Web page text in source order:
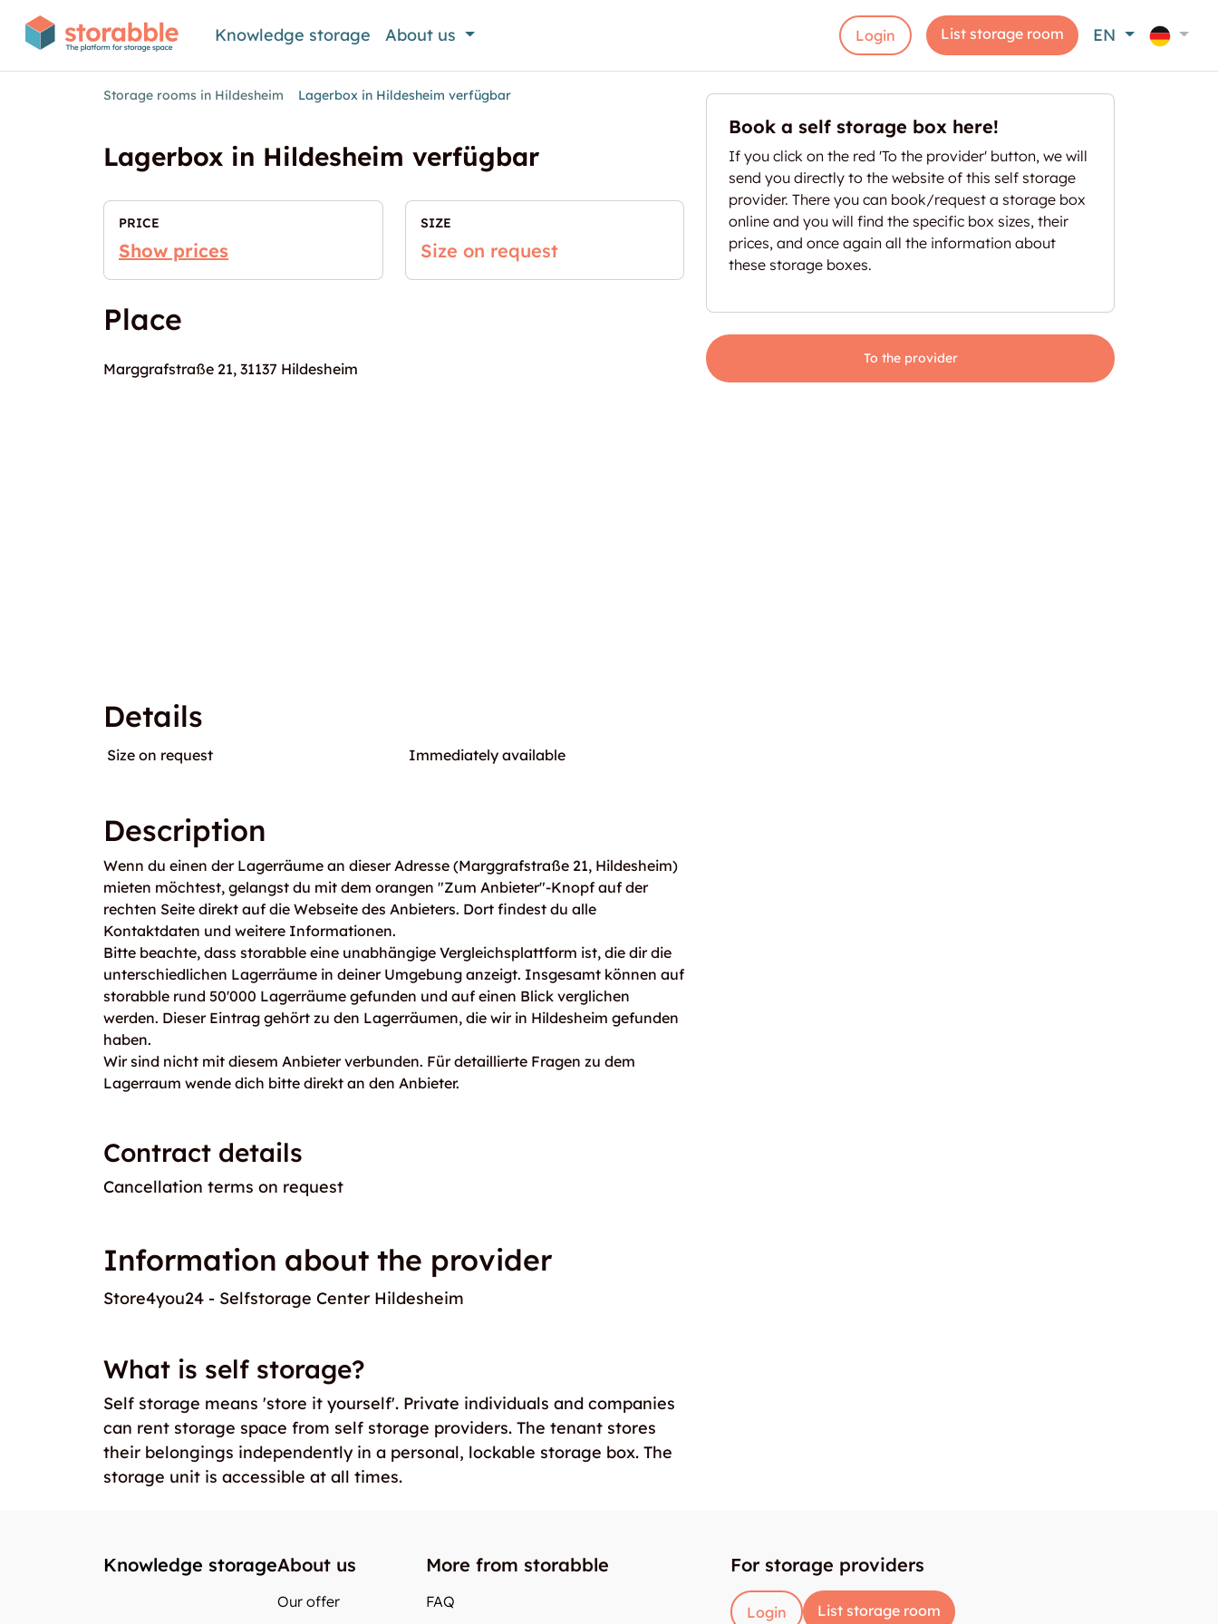
Knowledge storage About us Login List storage room EN
Storage rooms in Hildesheim Lagerbox in Hildesheim verfügbar
Lagerbox in Hildesheim verfügbar
PRICE
Show prices
SIZE
Size on request
Place
Marggrafstraße 21, 31137 Hildesheim
Details
Size on request Immediately available
Description
Wenn du einen der Lagerräume an dieser Adresse (Marggrafstraße 21, Hildesheim)
mieten möchtest, gelangst du mit dem orangen "Zum Anbieter"-Knopf auf der
rechten Seite direkt auf die Webseite des Anbieters. Dort findest du alle
Kontaktdaten und weitere Informationen.
Bitte beachte, dass storabble eine unabhängige Vergleichsplattform ist, die dir die
unterschiedlichen Lagerräume in deiner Umgebung anzeigt. Insgesamt können auf
storabble rund 50'000 Lagerräume gefunden und auf einen Blick verglichen
werden. Dieser Eintrag gehört zu den Lagerräumen, die wir in Hildesheim gefunden
haben.
Wir sind nicht mit diesem Anbieter verbunden. Für detaillierte Fragen zu dem
Lagerraum wende dich bitte direkt an den Anbieter.
Contract details
Cancellation terms on request
Information about the provider
Store4you24 - Selfstorage Center Hildesheim
What is self storage?
Self storage means 'store it yourself'. Private individuals and companies
can rent storage space from self storage providers. The tenant stores
their belongings independently in a personal, lockable storage box. The
storage unit is accessible at all times.
Book a self storage box here!
If you click on the red 'To the provider' button, we will
send you directly to the website of this self storage
provider. There you can book/request a storage box
online and you will find the specific box sizes, their
prices, and once again all the information about
these storage boxes.
To the provider
Knowledge storageAbout us
Our offer
More from storabble
FAQ
For storage providers
Login List storage room